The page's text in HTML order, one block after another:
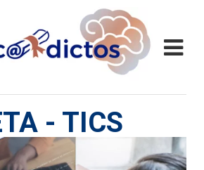
- TICS